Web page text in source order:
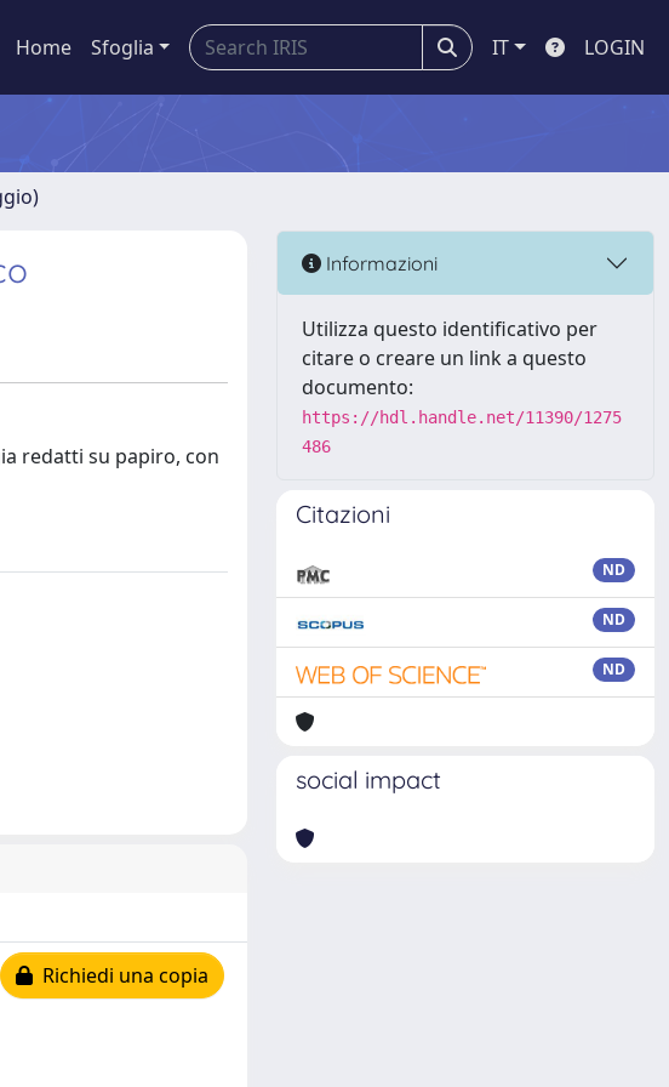
Home Sfoglia IT LOGIN
redatti su papiro, con
Richiedi una copia
Informazioni
Utilizza questo identificativo per
citare o creare un link a questo
documento:
https://hdl.handle.net/11390/1275
486
Citazioni
ND
ND
ND
social impact